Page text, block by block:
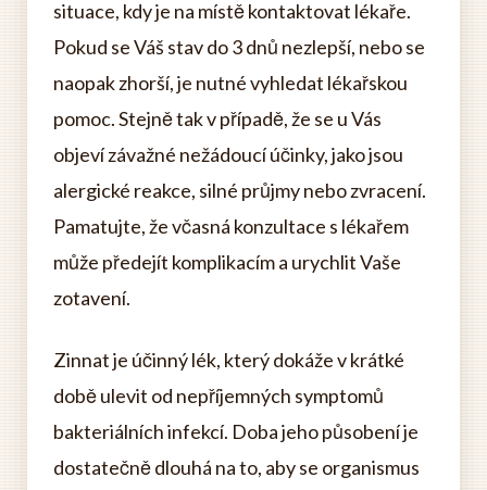
situace, kdy je na místě kontaktovat lékaře.
Pokud se Váš stav do 3 dnů nezlepší, nebo se
naopak zhorší, je nutné vyhledat lékařskou
pomoc. Stejně tak v případě, že se u Vás
objeví závažné nežádoucí účinky, jako jsou
alergické reakce, silné průjmy nebo zvracení.
Pamatujte, že včasná konzultace s lékařem
může předejít komplikacím a urychlit Vaše
zotavení.
Zinnat je účinný lék, který dokáže v krátké
době ulevit od nepříjemných symptomů
bakteriálních infekcí. Doba jeho působení je
dostatečně dlouhá na to, aby se organismus